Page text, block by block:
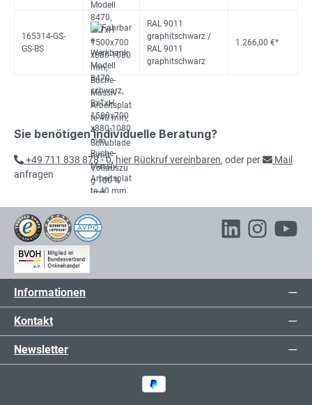
165314-GS-
GS-BS
RAL 9011
graphitschwarz /
RAL 9011
graphitschwarz
1.266,00 €*
Sie benötigen individuelle Beratung?
+49 711 838 878 - 0, hier Rückruf vereinbaren, oder per
Mail
anfragen
Informationen
Kontakt
Newsletter